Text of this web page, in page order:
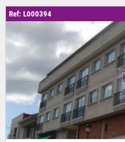
Ref: L000394